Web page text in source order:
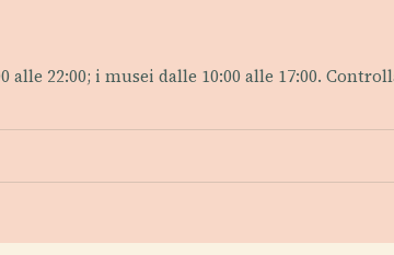
alle 22:00; i musei dalle 10:00 alle 17:00.